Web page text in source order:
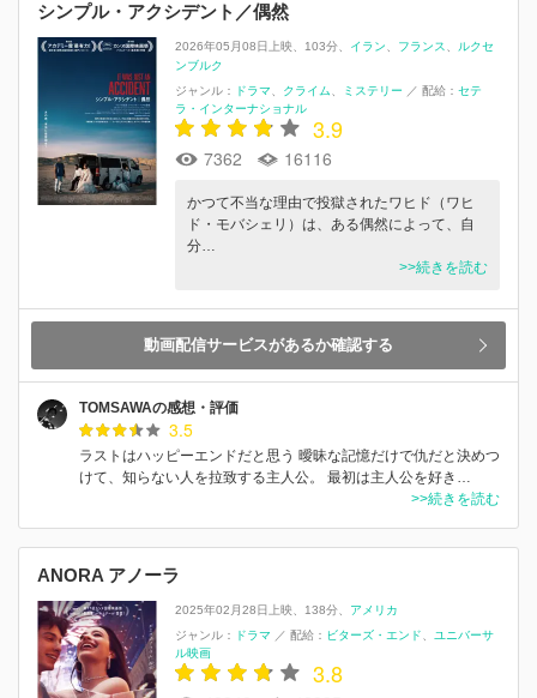
シンプル・アクシデント／偶然
2026年05月08日上映 103分 イラン フランス
ルクセ
ンブルク
ジャンル：
ドラマ クライム ミステリー ／ 配給： セテ
ラ・インターナショナル
3.9
7362 16116
かつて不当な理由で投獄されたワヒド（ワヒ
ド・モバシェリ）は、ある偶然によって、⾃
分…
>>続きを読む
動画配信サービスがあるか確認する
TOMSAWAの感想・評価
3.5
ラストはハッピーエンドだと思う 曖昧な記憶だけで仇だと決めつ
けて、知らない人を拉致する主人公。 最初は主人公を好き…
>>続きを読む
ANORA アノーラ
2025年02月28日上映 138分
アメリカ
ジャンル：
ドラマ ／ 配給： ビターズ・エンド
ユニバーサ
ル映画
3.8